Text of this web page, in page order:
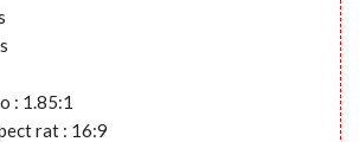
: 1.85:1
rat : 16:9